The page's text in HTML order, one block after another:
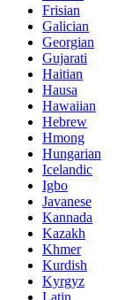
Frisian
Galician
Georgian
Gujarati
Haitian
Hausa
Hawaiian
Hebrew
Hmong
Hungarian
Icelandic
Igbo
Javanese
Kannada
Kazakh
Khmer
Kurdish
Kyrgyz